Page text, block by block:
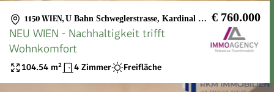
1150 WIEN, U Bahn Schweglerstrasse, Kardinal Rauscher Platz € 760.000
NEU WIEN - Nachhaltigkeit trifft
Wohnkomfort
104.54 m² 4 Zimmer Freifläche